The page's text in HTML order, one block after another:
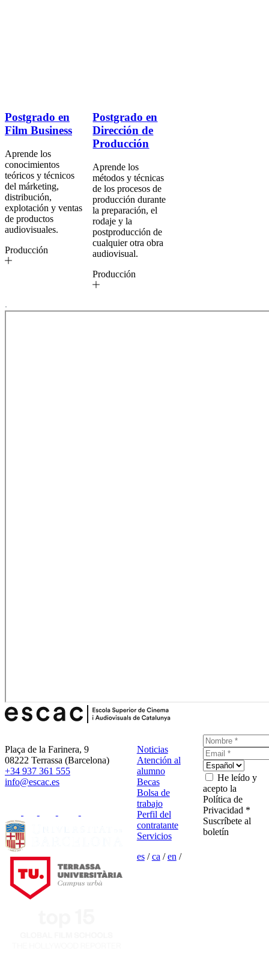
Postgrado en
Film Business
Aprende los
conocimientos
teóricos y técnicos
del márketing,
distribución,
explotación y ventas
de productos
audiovisuales.
Producción
Postgrado en
Dirección de
Producción
Aprende los
métodos y técnicas
de los procesos de
producción durante
la preparación, el
rodaje y la
postproducción de
cualquier otra obra
audiovisual.
Producción
Plaça de la Farinera, 9
08222 Terrassa (Barcelona)
+34 937 361 555
info@escac.es
Noticias
Atención al
alumno
Becas
Bolsa de
trabajo
Perfil del
contratante
Servicios
es/ca /en /
He leído y
acepto la
Política de
Privacidad *
Suscríbete al
boletín